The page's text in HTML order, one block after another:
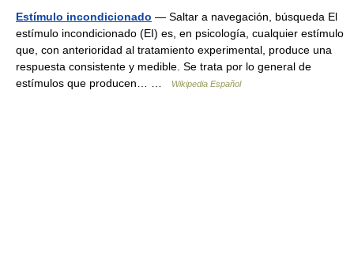
Estímulo incondicionado — Saltar a navegación, búsqueda El
estímulo incondicionado (EI) es, en psicología, cualquier estímulo
que, con anterioridad al tratamiento experimental, produce una
respuesta consistente y medible. Se trata por lo general de
estímulos que producen… …
Wikipedia Español